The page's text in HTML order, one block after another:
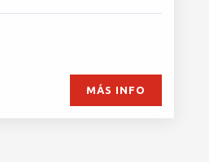
MÁS INFO